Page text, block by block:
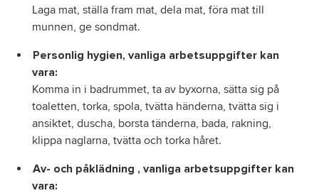
Laga mat, ställa fram mat, dela mat, föra mat till
munnen, ge sondmat.
Personlig hygien, vanliga arbetsuppgifter kan
vara:
Komma in i badrummet, ta av byxorna, sätta sig på
toaletten, torka, spola, tvätta händerna, tvätta sig i
ansiktet, duscha, borsta tänderna, bada, rakning,
klippa naglarna, tvätta och torka håret.
Av- och påklädning , vanliga arbetsuppgifter kan
vara: